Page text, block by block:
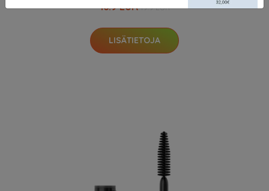
16.9 EUR19.9 EUR
LISÄTIETOJA